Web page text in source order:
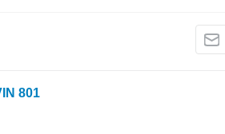
801